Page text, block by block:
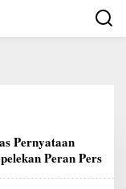
Pernyataan
Peran Pers